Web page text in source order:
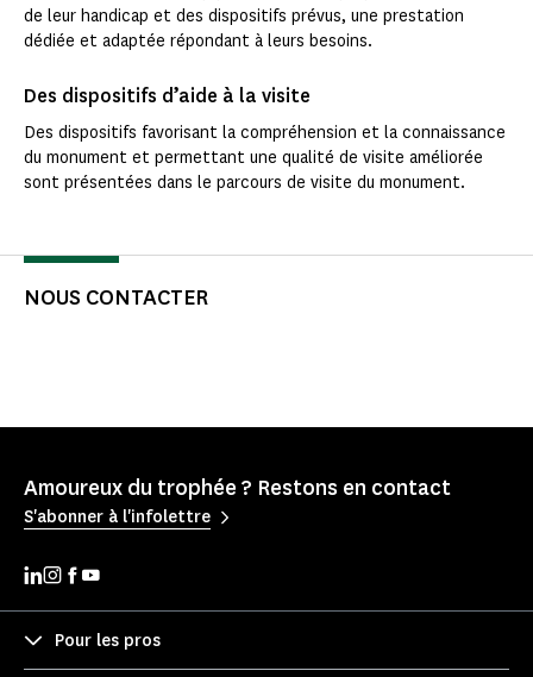
de leur handicap et des dispositifs prévus, une prestation
dédiée et adaptée répondant à leurs besoins.
Des dispositifs d’aide à la visite
Des dispositifs favorisant la compréhension et la connaissance
du monument et permettant une qualité de visite améliorée
sont présentées dans le parcours de visite du monument.
NOUS CONTACTER
Amoureux du trophée ? Restons en contact
S'abonner à l'infolettre
Pour les pros